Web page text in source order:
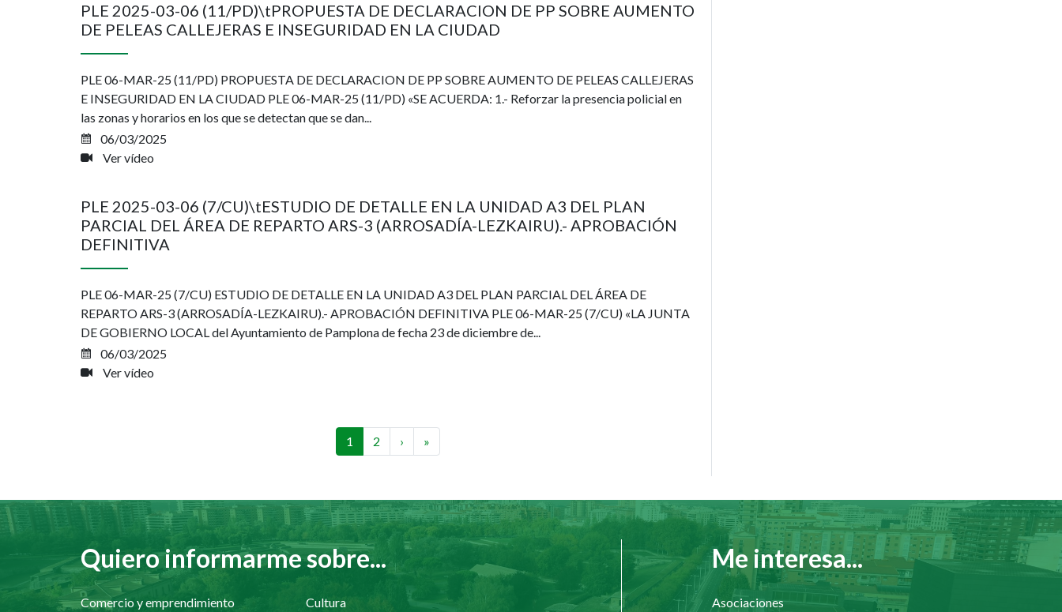
PLE 2025-03-06 (11/PD)\tPROPUESTA DE DECLARACION DE PP SOBRE AUMENTO
DE PELEAS CALLEJERAS E INSEGURIDAD EN LA CIUDAD
PLE 06-MAR-25 (11/PD) PROPUESTA DE DECLARACION DE PP SOBRE AUMENTO DE PELEAS CALLEJERAS
E INSEGURIDAD EN LA CIUDAD PLE 06-MAR-25 (11/PD) «SE ACUERDA: 1.- Reforzar la presencia policial en
las zonas y horarios en los que se detectan que se dan...
06/03/2025
Ver vídeo
PLE 2025-03-06 (7/CU)\tESTUDIO DE DETALLE EN LA UNIDAD A3 DEL PLAN
PARCIAL DEL ÁREA DE REPARTO ARS-3 (ARROSADÍA-LEZKAIRU).- APROBACIÓN
DEFINITIVA
PLE 06-MAR-25 (7/CU) ESTUDIO DE DETALLE EN LA UNIDAD A3 DEL PLAN PARCIAL DEL ÁREA DE
REPARTO ARS-3 (ARROSADÍA-LEZKAIRU).- APROBACIÓN DEFINITIVA PLE 06-MAR-25 (7/CU) «LA JUNTA
DE GOBIERNO LOCAL del Ayuntamiento de Pamplona de fecha 23 de diciembre de...
06/03/2025
Ver vídeo
Página
actual
1 Página
2
Siguiente
página
›
Última
página
»
Quiero informarme sobre...
Comercio y emprendimiento Cultura
Me interesa...
Asociaciones